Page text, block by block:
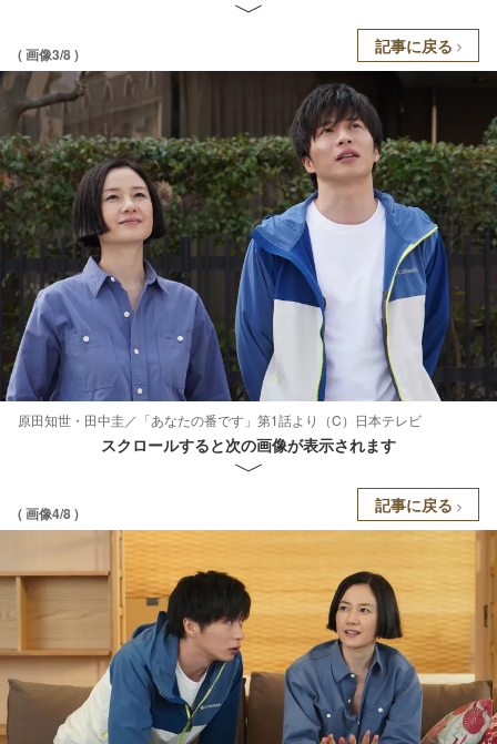
( 画像3/8 ) 記事に戻る
原田知世・田中圭／「あなたの番です」第1話より（C）日本テレビ
スクロールすると次の画像が表示されます
( 画像4/8 ) 記事に戻る